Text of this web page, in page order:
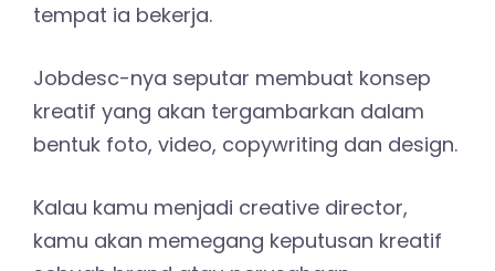
tempat ia bekerja.
Jobdesc-nya seputar membuat konsep
kreatif yang akan tergambarkan dalam
bentuk foto, video, copywriting dan design.
Kalau kamu menjadi creative director,
kamu akan memegang keputusan kreatif